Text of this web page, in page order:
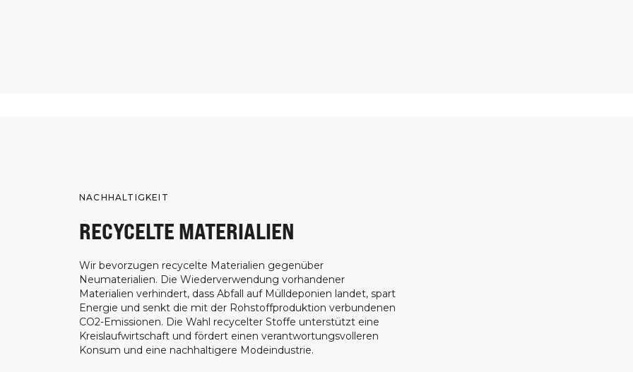
NACHHALTIGKEIT
RECYCELTE MATERIALIEN
Wir bevorzugen recycelte Materialien gegenüber
Neumaterialien. Die Wiederverwendung vorhandener
Materialien verhindert, dass Abfall auf Mülldeponien landet, spart
Energie und senkt die mit der Rohstoffproduktion verbundenen
CO2-Emissionen. Die Wahl recycelter Stoffe unterstützt eine
Kreislaufwirtschaft und fördert einen verantwortungsvolleren
Konsum und eine nachhaltigere Modeindustrie.